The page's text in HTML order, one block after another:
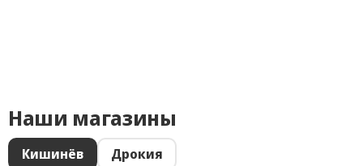
Наши магазины
Кишинёв Дрокия